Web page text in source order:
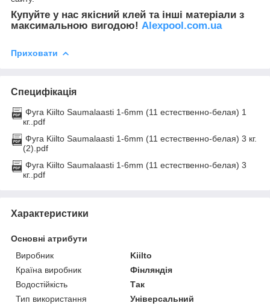
Купуйте у нас якісний клей та інші матеріали з
максимальною вигодою! Alexpool.com.ua
Приховати
Специфікація
Фуга Kiilto Saumalaasti 1-6mm (11 естественно-белая) 1
кг..pdf
Фуга Kiilto Saumalaasti 1-6mm (11 естественно-белая) 3 кг.
(2).pdf
Фуга Kiilto Saumalaasti 1-6mm (11 естественно-белая) 3
кг..pdf
Характеристики
Основні атрибути
Виробник
Kiilto
Країна виробник
Фінляндія
Водостійкість
Так
Тип використання
Універсальний